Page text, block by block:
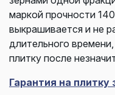
маркой прочности
выкрашивается и не
длительного
плитку после
Гарантия на